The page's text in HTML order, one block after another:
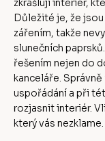
zkrášlují interiér,
Důležité je, že
zářením, takže
slunečních
řešením nejen do
kanceláře.
uspořádání a při
rozjasnit interiér.
který vás nezklame.